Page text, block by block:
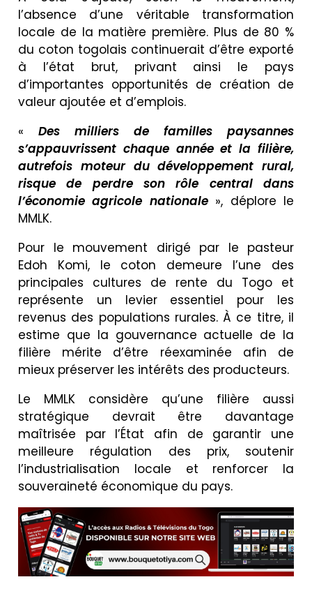
l’absence d’une véritable transformation
locale de la matière première. Plus de 80 %
du coton togolais continuerait d’être exporté
à l’état brut, privant ainsi le pays
d’importantes opportunités de création de
valeur ajoutée et d’emplois.
« Des milliers de familles paysannes
s’appauvrissent chaque année et la filière,
autrefois moteur du développement rural,
risque de perdre son rôle central dans
l’économie agricole nationale», déplore le
MMLK.
Pour le mouvement dirigé par le pasteur
Edoh Komi, le coton demeure l’une des
principales cultures de rente du Togo et
représente un levier essentiel pour les
revenus des populations rurales. À ce titre, il
estime que la gouvernance actuelle de la
filière mérite d’être réexaminée afin de
mieux préserver les intérêts des producteurs.
Le MMLK considère qu’une filière aussi
stratégique devrait être davantage
maîtrisée par l’État afin de garantir une
meilleure régulation des prix, soutenir
l’industrialisation locale et renforcer la
souveraineté économique du pays.